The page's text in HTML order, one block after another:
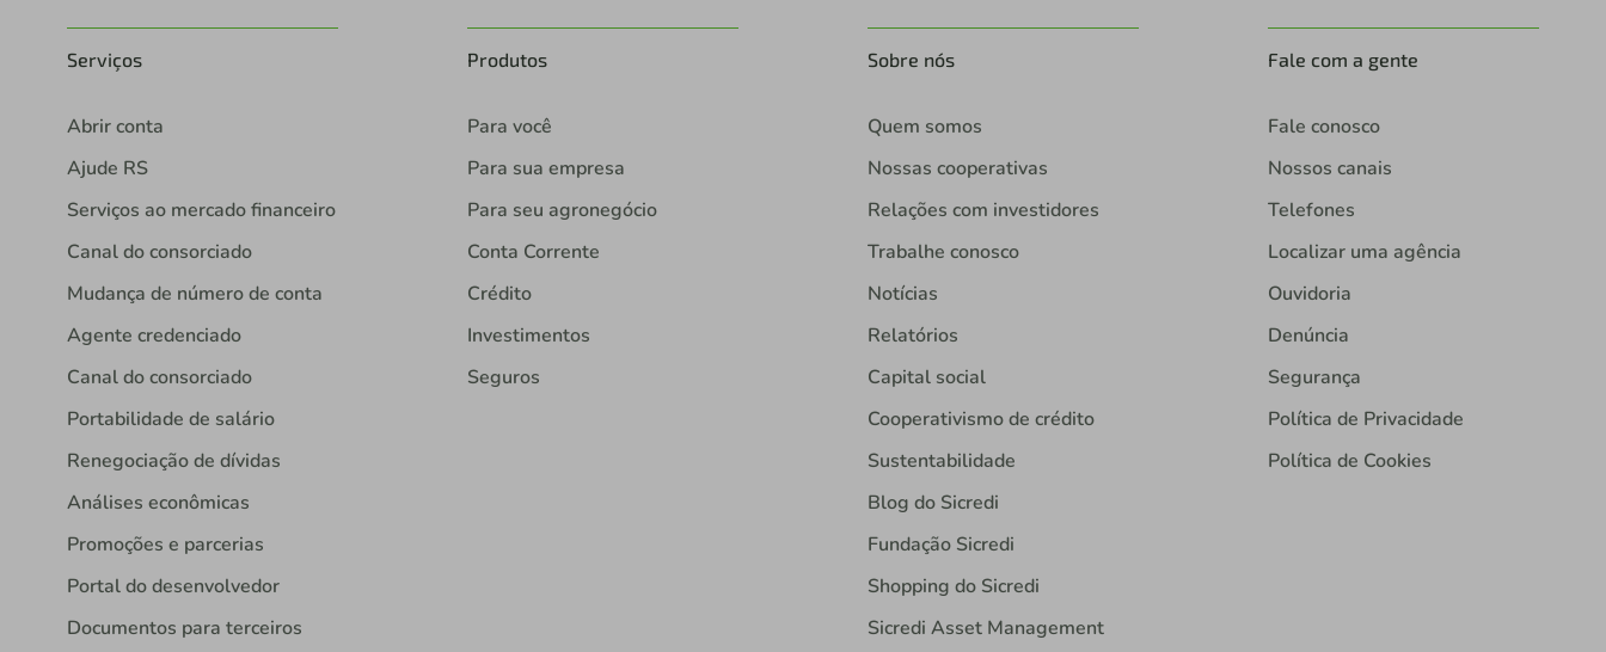
Serviços
Abrir conta
Ajude RS
Serviços ao mercado financeiro
Canal do consorciado
Mudança de número de conta
Agente credenciado
Canal do consorciado
Portabilidade de salário
Renegociação de dívidas
Análises econômicas
Promoções e parcerias
Portal do desenvolvedor
Documentos para terceiros
Produtos
Para você
Para sua empresa
Para seu agronegócio
Conta Corrente
Crédito
Investimentos
Seguros
Sobre nós
Quem somos
Nossas cooperativas
Relações com investidores
Trabalhe conosco
Notícias
Relatórios
Capital social
Cooperativismo de crédito
Sustentabilidade
Blog do Sicredi
Fundação Sicredi
Shopping do Sicredi
Sicredi Asset Management
Fale com a gente
Fale conosco
Nossos canais
Telefones
Localizar uma agência
Ouvidoria
Denúncia
Segurança
Política de Privacidade
Política de Cookies